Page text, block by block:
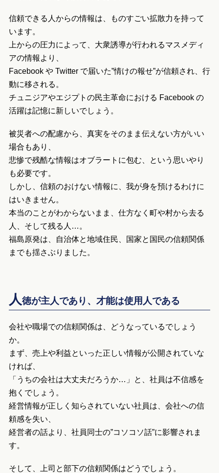
信頼できる人からの情報は、ものすごい拡散力を持って
います。
上からの圧力によって、大衆誘導が行われるマスメディ
アの情報より、
Facebook や Twitter で届いた”情けの報せ”が信頼され、行
動に移される。
チュニジアやエジプトの民主革命における Facebook の
活躍は記憶に新しいでしょう。
被災者への配慮から、真実をそのまま伝えない方がいい
場合もあり、
悲惨で残酷な情報はオブラートに包む、という思いやり
も必要です。
しかし、信頼のおけない情報に、我が身を預けるわけに
はいきません。
本当のことがわからないまま、仕方なく町や村から去る
人、そして残る人…。
福島原発は、自治体と地域住民、国家と国民の信頼関係
までも揺さぶりました。
人徳が主人であり、才能は使用人である
会社や職場での信頼関係は、どうなっているでしょう
か。
まず、売上や利益といった正しい情報が公開されていな
ければ、
「うちの会社は大丈夫だろうか…」と、社員は不信感を
抱くでしょう。
経営情報が正しく知らされていない社員は、会社への信
頼感を失い、
経営者の話より、社員同士の”コソコソ話”に影響されま
す。
そして、上司と部下の信頼関係はどうでしょう。